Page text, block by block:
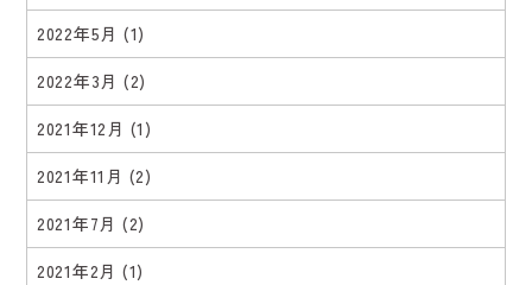
2022年5月 (1)
2022年3月 (2)
2021年12月 (1)
2021年11月 (2)
2021年7月 (2)
2021年2月 (1)